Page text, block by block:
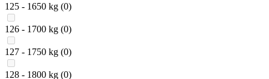
125 - 1650 kg (0)
126 - 1700 kg (0)
127 - 1750 kg (0)
128 - 1800 kg (0)